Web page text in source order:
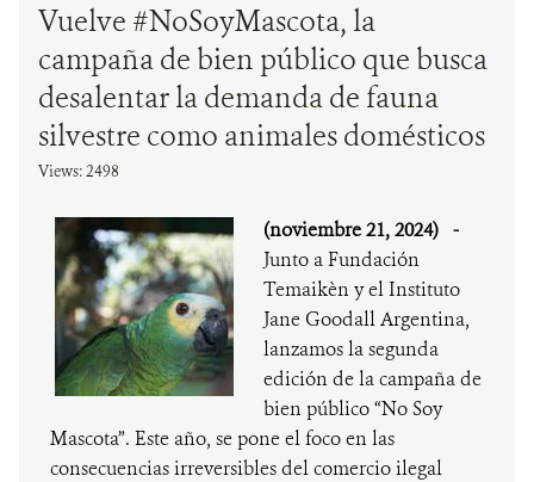
Vuelve #NoSoyMascota, la
campaña de bien público que busca
desalentar la demanda de fauna
silvestre como animales domésticos
Views: 2498
(noviembre 21, 2024) -
Junto a Fundación
Temaikèn y el Instituto
Jane Goodall Argentina,
lanzamos la segunda
edición de la campaña de
bien público “No Soy
Mascota”. Este año, se pone el foco en las
consecuencias irreversibles del comercio ilegal